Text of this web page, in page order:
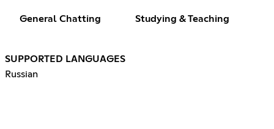
General Chatting Studying & Teaching
SUPPORTED LANGUAGES
Russian